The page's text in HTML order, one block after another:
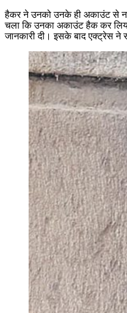
हैकर ने उनको उनके ही अकाउंट से
चला कि उनका अकाउंट हैक कर
जानकारी दी। इसके बाद एक्ट्रेस ने